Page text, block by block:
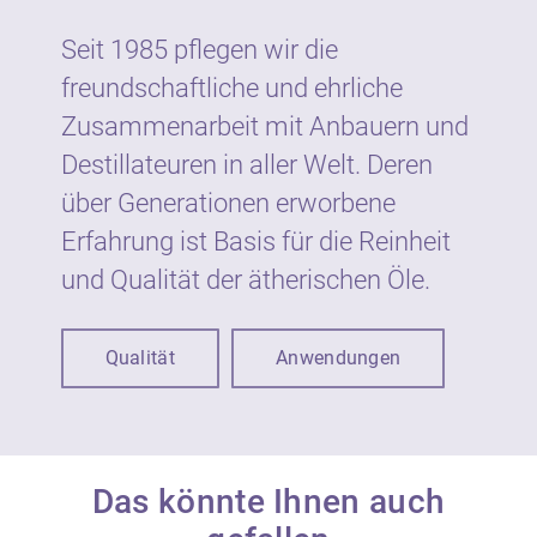
Garten.
Wie gesetzlich vorgeschrieben sind
ätherische Öle von Neumond auf dem Etikett
mit Warnhinweisen und Symbolen
gekennzeichnet. Die Kennzeichnung dient
VerbraucherInnen vor möglichen Gefahren
bei unsachgemäßer Verwendung.
Anwendung auf der Haut und Schleimhaut
ätherischen Ölen in kosmetischen Produkten
beträgt in der Regel bis zu 1 %.
Seit 1985 pflegen wir die
freundschaftliche und ehrliche
Zusammenarbeit mit Anbauern und
Destillateuren in aller Welt. Deren
über Generationen erworbene
Erfahrung ist Basis für die Reinheit
und Qualität der ätherischen Öle.
Qualität Anwendungen
Das könnte Ihnen auch